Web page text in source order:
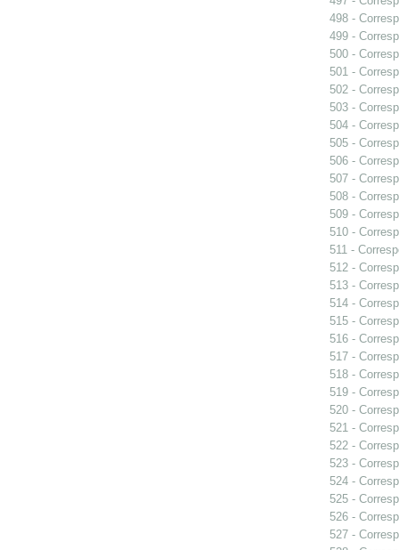
498 -
499 -
500 -
501 -
502 -
503 -
504 -
505 -
506 -
507 -
508 -
509 -
510 -
511 -
512 -
513 -
514 -
515 -
516 -
517 -
518 -
519 -
520 -
521 -
522 -
523 -
524 -
525 -
526 -
527 -